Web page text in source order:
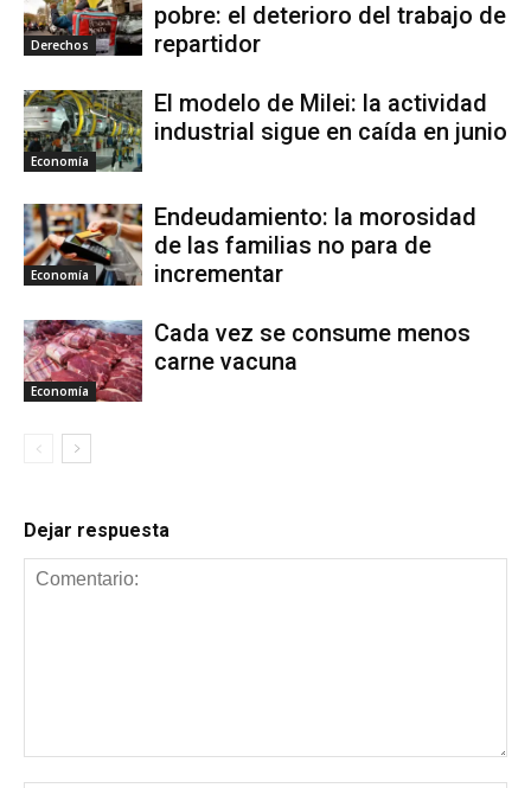
Derechos
pobre: el deterioro del trabajo de
repartidor
Economía
El modelo de Milei: la actividad
industrial sigue en caída en junio
Economía
Endeudamiento: la morosidad
de las familias no para de
incrementar
Economía
Cada vez se consume menos
carne vacuna
Dejar respuesta